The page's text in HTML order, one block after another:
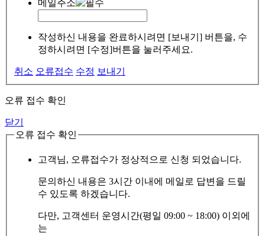
메일주소
작성하신 내용을 완료하시려면 [보내기] 버튼을, 수
정하시려면 [수정]버튼을 눌러주세요.
취소 오류접수 수정 보내기
오류 접수 확인
닫기
오류 접수 확인
고객님, 오류접수가 정상적으로 신청 되었습니다.
문의하신 내용은 3시간 이내에 메일로 답변을 드릴
수 있도록 하겠습니다.
다만, 고객센터 운영시간(평일 09:00 ~ 18:00) 이외에
는